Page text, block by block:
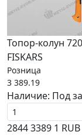
Топор-колун
FISKARS
Розница
3 389.19
Наличие: Под
28443389 1 RUB